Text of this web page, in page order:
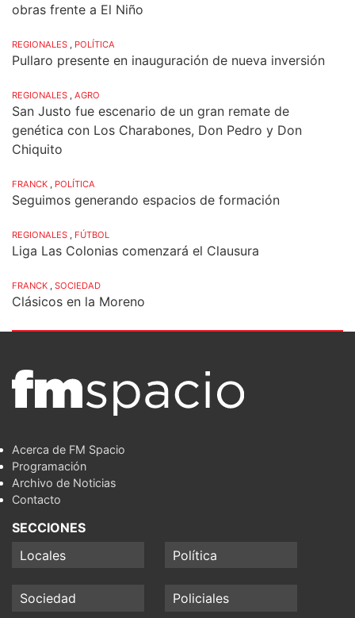
obras frente a El Niño
REGIONALES , POLÍTICA
Pullaro presente en inauguración de nueva inversión
REGIONALES , AGRO
San Justo fue escenario de un gran remate de
genética con Los Charabones, Don Pedro y Don
Chiquito
FRANCK , POLÍTICA
Seguimos generando espacios de formación
REGIONALES , FÚTBOL
Liga Las Colonias comenzará el Clausura
FRANCK , SOCIEDAD
Clásicos en la Moreno
Acerca de FM Spacio
Programación
Archivo de Noticias
Contacto
SECCIONES
Locales
Política
Sociedad Policiales